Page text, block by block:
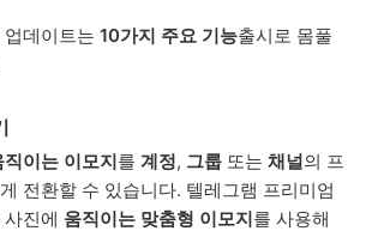
데이트는 10가지 주요 기능출시로 몸풀
직이는 이모지를 계정, 그룹 또는 채널의 프
전환할 수 있습니다. 텔레그램 프리미엄
진에 움직이는 맞춤형 이모지를 사용해